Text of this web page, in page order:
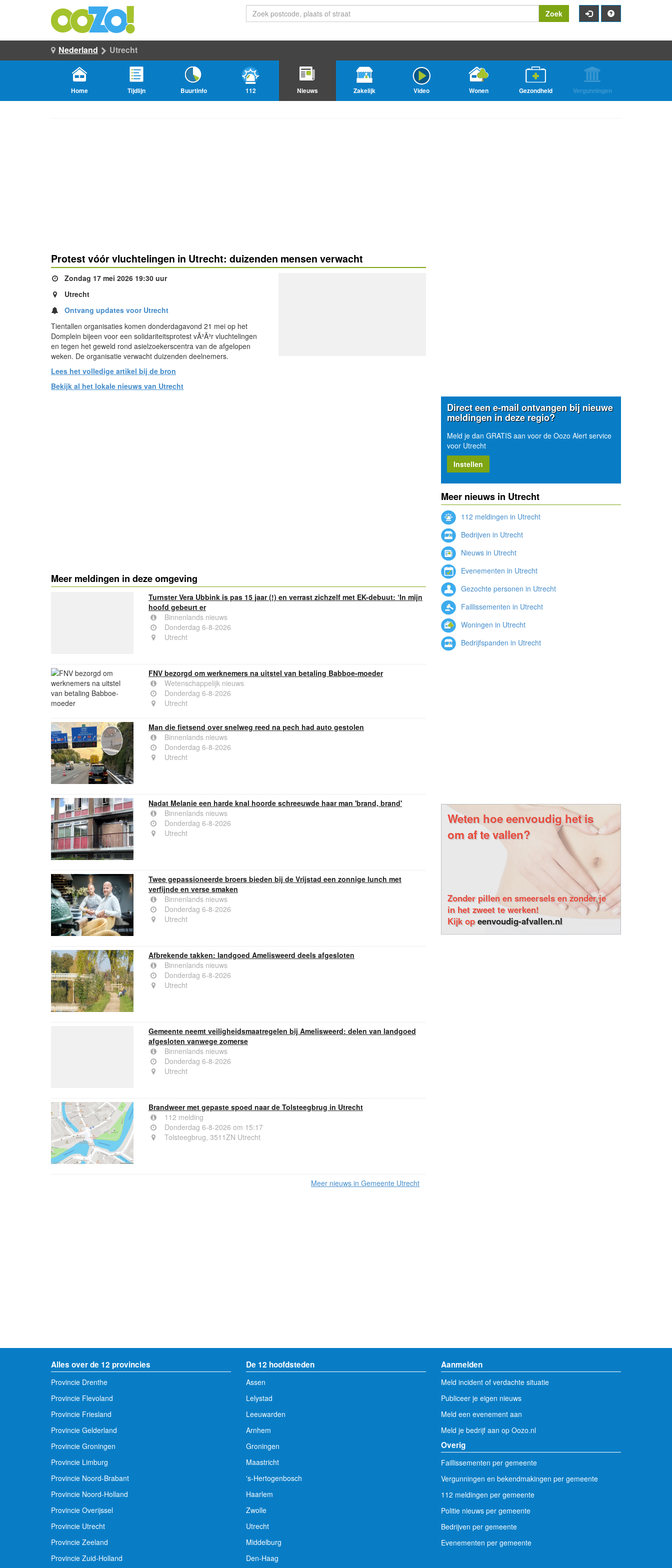
Zoek
Nederland Utrecht
Home Tijdlijn Buurtinfo 112 Nieuws Zakelijk Video Wonen Gezondheid Vergunningen
Protest vóór vluchtelingen in Utrecht: duizenden mensen verwacht
Zondag 17 mei 2026 19:30 uur
Utrecht
Ontvang updates voor Utrecht
Tientallen organisaties komen donderdagavond 21 mei op het
Domplein bijeen voor een solidariteitsprotest vÃ³Ã³r vluchtelingen
en tegen het geweld rond asielzoekerscentra van de afgelopen
weken. De organisatie verwacht duizenden deelnemers.
Lees het volledige artikel bij de bron
Bekijk al het lokale nieuws van Utrecht
Meer meldingen in deze omgeving
Turnster Vera Ubbink is pas 15 jaar (!) en verrast zichzelf met EK-debuut: ‘In mijn
hoofd gebeurt er
Binnenlands nieuws
Donderdag 6-8-2026
Utrecht
FNV bezorgd om werknemers na uitstel van betaling Babboe-moeder
Wetenschappelijk nieuws
Donderdag 6-8-2026
Utrecht
Man die fietsend over snelweg reed na pech had auto gestolen
Binnenlands nieuws
Donderdag 6-8-2026
Utrecht
Nadat Melanie een harde knal hoorde schreeuwde haar man 'brand, brand'
Binnenlands nieuws
Donderdag 6-8-2026
Utrecht
Twee gepassioneerde broers bieden bij de Vrijstad een zonnige lunch met
verfijnde en verse smaken
Binnenlands nieuws
Donderdag 6-8-2026
Utrecht
Afbrekende takken: landgoed Amelisweerd deels afgesloten
Binnenlands nieuws
Donderdag 6-8-2026
Utrecht
Gemeente neemt veiligheidsmaatregelen bij Amelisweerd: delen van landgoed
afgesloten vanwege zomerse
Binnenlands nieuws
Donderdag 6-8-2026
Utrecht
Brandweer met gepaste spoed naar de Tolsteegbrug in Utrecht
112 melding
Donderdag 6-8-2026 om 15:17
Tolsteegbrug, 3511ZN Utrecht
Meer nieuws in Gemeente Utrecht
Direct een e-mail ontvangen bij nieuwe
meldingen in deze regio?
Meld je dan GRATIS aan voor de Oozo Alert service
voor Utrecht
Instellen
Meer nieuws in Utrecht
112 meldingen in Utrecht
Bedrijven in Utrecht
Nieuws in Utrecht
Evenementen in Utrecht
Gezochte personen in Utrecht
Faillissementen in Utrecht
Woningen in Utrecht
Bedrijfspanden in Utrecht
Weten hoe eenvoudig het is
om af te vallen?
Zonder pillen en smeersels en zonder je
in het zweet te werken!
Kijk opeenvoudig-afvallen.nl
Alles over de 12 provincies
Provincie Drenthe
Provincie Flevoland
Provincie Friesland
Provincie Gelderland
Provincie Groningen
Provincie Limburg
Provincie Noord-Brabant
Provincie Noord-Holland
Provincie Overijssel
Provincie Utrecht
Provincie Zeeland
Provincie Zuid-Holland
De 12 hoofdsteden
Assen
Lelystad
Leeuwarden
Arnhem
Groningen
Maastricht
's-Hertogenbosch
Haarlem
Zwolle
Utrecht
Middelburg
Den-Haag
Aanmelden
Meld incident of verdachte situatie
Publiceer je eigen nieuws
Meld een evenement aan
Meld je bedrijf aan op Oozo.nl
Overig
Faillissementen per gemeente
Vergunningen en bekendmakingen per gemeente
112 meldingen per gemeente
Politie nieuws per gemeente
Bedrijven per gemeente
Evenementen per gemeente